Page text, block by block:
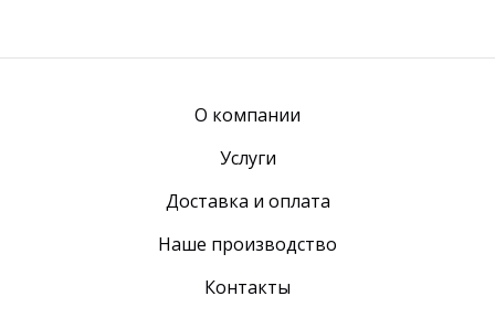
О компании
Услуги
Доставка и оплата
Наше производство
Контакты